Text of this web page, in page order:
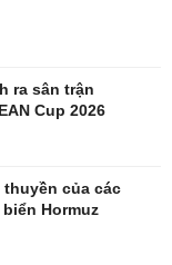
ra sân trận
Cup 2026
thuyền của các
Hormuz